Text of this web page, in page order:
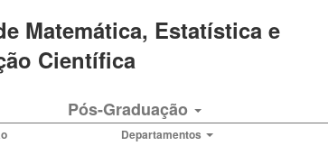
Matemática, Estatística e
Científica
Pós-Graduação
Departamentos